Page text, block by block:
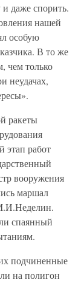
даже спорить.
нашей
особую
В то же
чем только
неудачах,
ракеты
этап работ
вооружения
маршал
спаянный
подчиненные
на полигон